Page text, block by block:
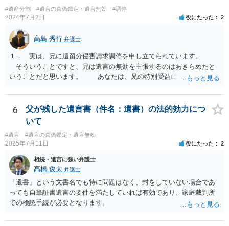
#遺産分割 #遺言の真偽鑑定・遺言無効 #調停
2024年7月2日 役にたった 2
高島 秀行 弁護士
１． 実は、兄に遺留分侵害請求調停を申し立てられています。
そういうことですと、兄は遺言の無効を主張するのはあきらめたと
いうことだと思います。 あなたは、兄の特別受益について立証し
詳しい事情を話して相談された方がよいと思います。
6
父が残した遺言書（件名：遺書）の法的効力につ
いて
#遺言 #遺言の真偽鑑定・遺言無効
2025年7月11日 役にたった 2
相続・遺言に強い弁護士
髙橋 俊太 弁護士
「遺書」という文書名でも特に問題はなく、封をしていない場合であ
っても自筆証書遺言の要件を満たしていれば有効であり、家庭裁判所
での検認手続が必要となります。